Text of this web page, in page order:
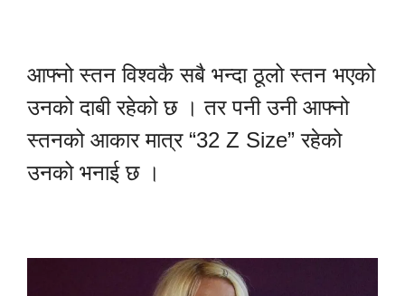
आफ्नो स्तन विश्वकै सबै भन्दा ठूलो स्तन भएको
उनको दाबी रहेको छ । तर पनी उनी आफ्नो
स्तनको आकार मात्र “32 Z Size” रहेको
उनको भनाई छ ।